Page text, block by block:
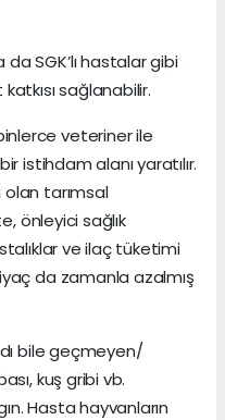
SGK’lı hastalar gibi
sağlanabilir.
veteriner ile
istihdam alanı yaratılır.
olan tarımsal
önleyici sağlık
ve ilaç tüketimi
da zamanla azalmış
bile geçmeyen/
kuş gribi vb.
Hasta hayvanların